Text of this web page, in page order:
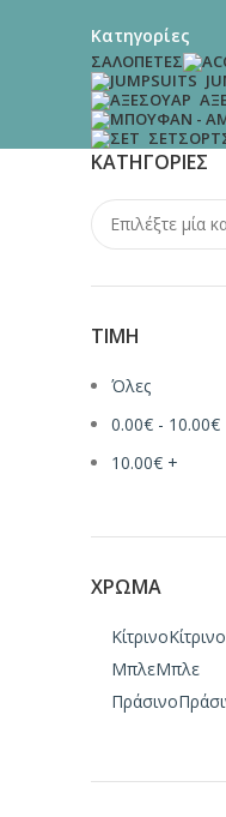
Κατηγορίες
ΣΑΛΟΠΈΤΕΣ
ΣΕΤ
ΚΑΤΗΓΟΡΊΕΣ
ΤΙΜΉ
Όλες
0.00€ - 10.00€
10.00€ +
ΧΡΏΜΑ
ΚίτρινοΚίτρινο
ΜπλεΜπλε
Πράσινο